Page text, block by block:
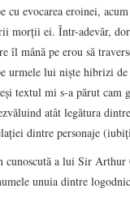
cu evocarea eroinei,
morții ei. Într-adevăr,
îl mână pe erou să
urmele lui niște hibrizi
textul mi s-a părut cam
atât legătura
dintre personaje
cunoscută a lui Sir Arthur
unuia dintre